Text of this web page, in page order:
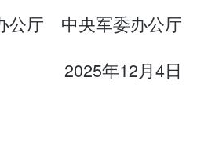
公厅 中央军委办公厅
2025年12月4日